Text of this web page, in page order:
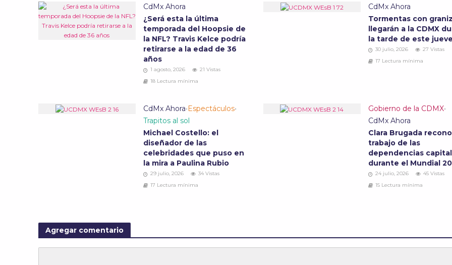
CdMx Ahora
¿Será esta la última
temporada del Hoopsie de
la NFL? Travis Kelce podría
retirarse a la edad de 36
años
1 agosto, 2026
21 Vistas
18 Lectura mínima
CdMx Ahora
Tormentas con
llegarán a la CDMX
la tarde de este
30 julio, 2026
27 Vistas
17 Lectura mínima
CdMx Ahora• Espectáculos•
Trapitos al sol
Michael Costello: el
diseñador de las
celebridades que puso en
la mira a Paulina Rubio
29 julio, 2026
34 Vistas
17 Lectura mínima
Gobierno de la CDMX•
CdMx Ahora
Clara Brugada
trabajo de las
dependencias
durante el Mundial
24 julio, 2026
45 Vistas
15 Lectura mínima
Agregar comentario